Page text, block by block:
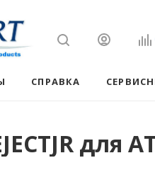
СПРАВКА
для